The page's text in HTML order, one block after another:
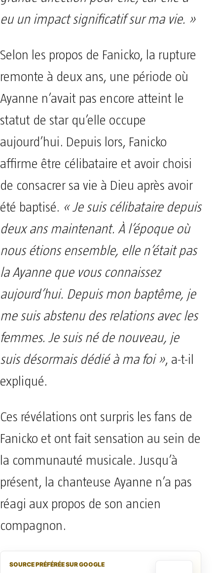
eu un impact significatif sur ma vie. »
Selon les propos de Fanicko, la rupture
remonte à deux ans, une période où
Ayanne n’avait pas encore atteint le
statut de star qu’elle occupe
aujourd’hui. Depuis lors, Fanicko
affirme être célibataire et avoir choisi
de consacrer sa vie à Dieu après avoir
été baptisé. « Je suis célibataire depuis
deux ans maintenant. À l’époque où
nous étions ensemble, elle n’était pas
la Ayanne que vous connaissez
aujourd’hui. Depuis mon baptême, je
me suis abstenu des relations avec les
femmes. Je suis né de nouveau, je
suis désormais dédié à ma foi », a-t-il
expliqué.
Ces révélations ont surpris les fans de
Fanicko et ont fait sensation au sein de
la communauté musicale. Jusqu’à
présent, la chanteuse Ayanne n’a pas
réagi aux propos de son ancien
compagnon.
SOURCE PRÉFÉRÉE SUR GOOGLE